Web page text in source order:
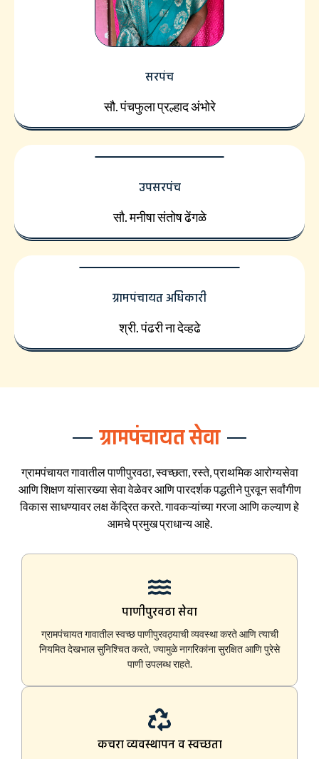
सरपंच
सौ. पंचफुला प्रल्हाद अंभोरे
उपसरपंच
सौ. मनीषा संतोष ढेंगळे
ग्रामपंचायत अधिकारी
श्री. पंढरी ना देव्हढे
ग्रामपंचायत सेवा
ग्रामपंचायत गावातील पाणीपुरवठा, स्वच्छता, रस्ते, प्राथमिक आरोग्यसेवा
आणि शिक्षण यांसारख्या सेवा वेळेवर आणि पारदर्शक पद्धतीने पुरवून सर्वांगीण
विकास साधण्यावर लक्ष केंद्रित करते. गावकऱ्यांच्या गरजा आणि कल्याण हे
आमचे प्रमुख प्राधान्य आहे.
पाणीपुरवठा सेवा
ग्रामपंचायत गावातील स्वच्छ पाणीपुरवठ्याची व्यवस्था करते आणि त्याची
नियमित देखभाल सुनिश्चित करते, ज्यामुळे नागरिकांना सुरक्षित आणि पुरेसे
पाणी उपलब्ध राहते.
कचरा व्यवस्थापन व स्वच्छता